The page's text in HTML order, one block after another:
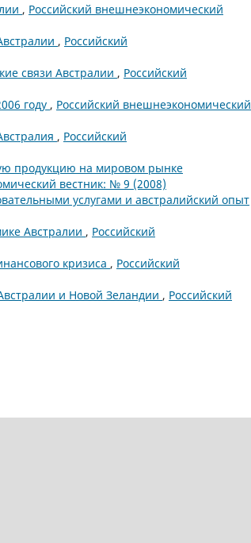
, Российский внешнеэкономический
, Российский
связи Австралии , Российский
году , Российский внешнеэкономический
, Российский
продукцию на мировом рынке
вестник: № 9 (2008)
услугами и австралийский опыт
Австралии , Российский
кризиса , Российский
и Новой Зеландии , Российский